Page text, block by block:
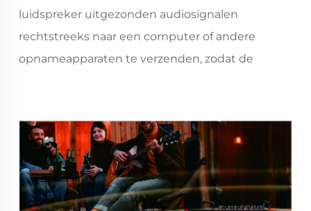
luidspreker uitgezonden audiosignalen
rechtstreeks naar een computer of andere
opnameapparaten te verzenden, zodat de